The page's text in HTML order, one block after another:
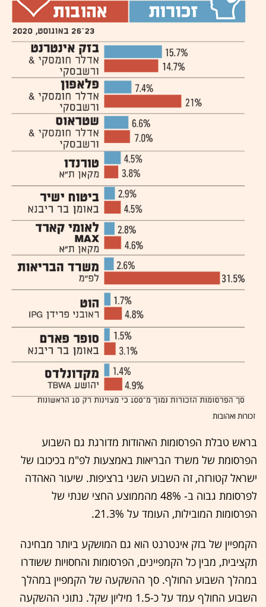
זכורות ואהובות
בראש טבלת הפרסומות האהודות מדורגת גם השבוע
הפרסומת של משרד הבריאות באמצעות לפ"מ בכיכובו של
ישראל קטורזה, זה השבוע השני ברציפות. שיעור האהדה
לפרסומת גבוה ב- 48% מהממוצע החצי שנתי של
הפרסומות המובילות, העומד על 21.3%.
הקמפיין של בזק אינטרנט הוא גם המושקע ביותר מבחינה
תקציבית, מבין כל הקמפיינים, הפרסומות והחסויות ששודרו
במהלך השבוע החולף. סך ההשקעה של הקמפיין במהלך
השבוע החולף עמד על כ-1.5 מיליון שקל. נתוני ההשקעה